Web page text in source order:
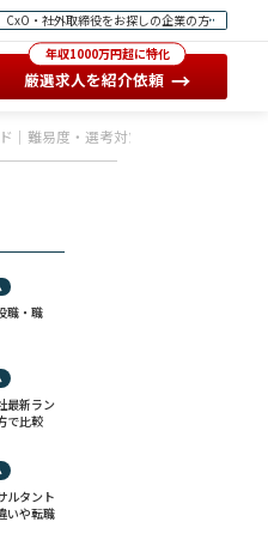
CxO・社外取締役をお探しの企業の方
年収1000万円超に特化
厳選求人を紹介依頼 →
｜難易度・選考対策
職・職
最新ラン
で比較
ルタント
いや転職